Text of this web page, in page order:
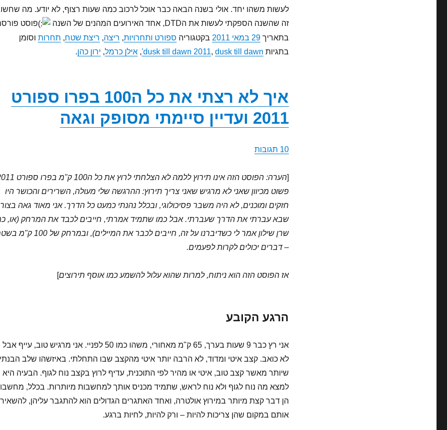
לעשות משהו יחד. אולי בשנה הבאה כבר אוכל לרכוב כמה שעות רצוף, לא יודע. מה
זה שהשנה הספקתי לעשות את הDTD, אחד האירועים המהנים של השנה
פוסט
בתאריך 29 במאי 2011 בקטגוריה ספורט ותחרויות, ריצה, ריצת שטח, תחרותוסומן
בתגיות
dusk till dawn 2011,dusk till dawn'
, אילן כרמל, ירון כהן.
איך לא רצתי את כל ה100 בפרו ספורט
2011 ועדיין סיימתי מסופק וגאה
10 תגובות
[
פשוט מכיוון שאני לא מרגיש שאני צריך תירוץ: ההרגשה שלי מעולה, השרירים והכושר היו
חזקים ומוכנים, לא היה משבר פסיכולוגי, ובכלל נהנתי כמעט כל הדרך. אני מאוד גאה
שבא עברתי את הדרך שעברתי. אבל כמו שתמיד אמרתי, חייבים לכבד את המרחק (או,
שרן שילון אמר לי כשדיברנו על זה, חייבים לכבר את המיילים), ובמרחק
– דברים יכולים לקרות לפעמים.
אז הפוסט הזה הוא ניתוח, למרות שהוא עלול להשמע כמו אוסף תירוצים]
הרגע הקובע
אני רץ כבר 9 שעות בערך, 65 ק"מ מאחורי, משהו כמו 50 לפניי. אני מרגיש טוב, עייף אבל
לא כואב. קצב איטי ומדוד, לא הרבה יותר איטי מהקצב שבו התחלתי. באיזשהו שלב הבנתי
שיותר מאשר קצב טוב, איטי או מהיר לפי התוכנית, עדיף לרוץ בקצב נוח לגוף. הבעיה היא
למצא מה נוח לגוף ולא נוח לראש, שתמיד מכניס אותך למחשבות מיותרות. בכלל,
הן דבר קצת מיותר במירוץ אולטרה, ואחד האתגרים הגדולים הוא להתגבר עליהן, להשאיר
אותם במקום שהן צריכות להיות – ורק להיות, לחיות ברגע.